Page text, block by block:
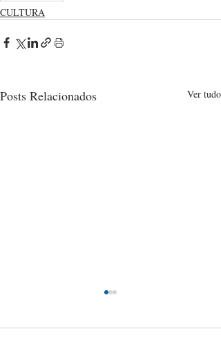
CULTURA
Posts Relacionados Ver tudo